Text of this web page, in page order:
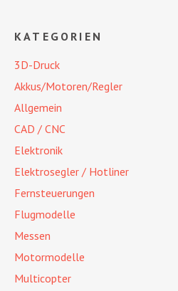
KATEGORIEN
3D-Druck
Akkus/Motoren/Regler
Allgemein
CAD / CNC
Elektronik
Elektrosegler / Hotliner
Fernsteuerungen
Flugmodelle
Messen
Motormodelle
Multicopter